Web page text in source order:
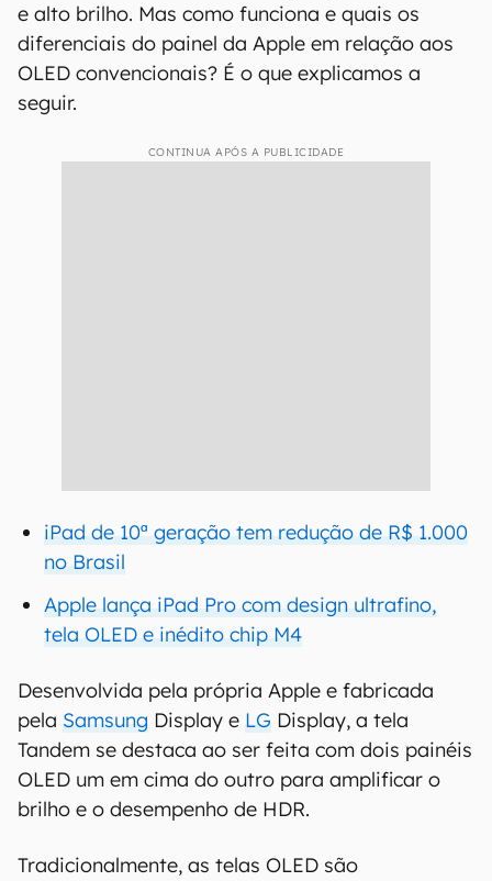
e alto brilho. Mas como funciona e quais os
diferenciais do painel da Apple em relação aos
OLED convencionais? É o que explicamos a
seguir.
CONTINUA APÓS A PUBLICIDADE
iPad de 10ª geração tem redução de R$ 1.000
no Brasil
Apple lança iPad Pro com design ultrafino,
tela OLED e inédito chip M4
Desenvolvida pela própria Apple e fabricada
pela Samsung Display e LG Display, a tela
Tandem se destaca ao ser feita com dois painéis
OLED um em cima do outro para amplificar o
brilho e o desempenho de HDR.
Tradicionalmente, as telas OLED são